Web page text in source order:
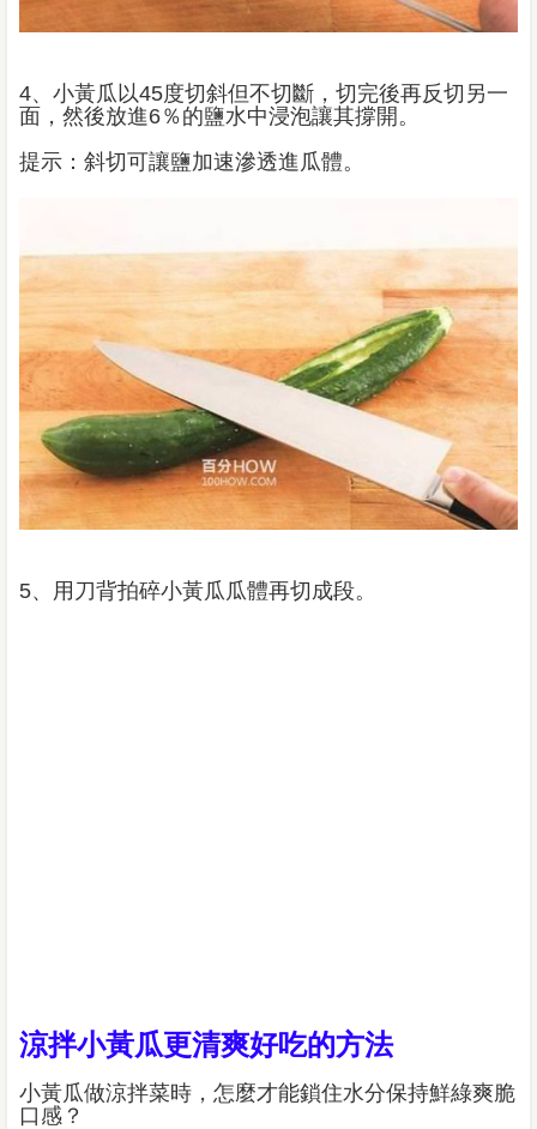
4、小黃瓜以45度切斜但不切斷，切完後再反切另一
面，然後放進6％的鹽水中浸泡讓其撐開。
提示：斜切可讓鹽加速滲透進瓜體。
5、用刀背拍碎小黃瓜瓜體再切成段。
涼拌小黃瓜更清爽好吃的方法
小黃瓜做涼拌菜時，怎麼才能鎖住水分保持鮮綠爽脆
口感？